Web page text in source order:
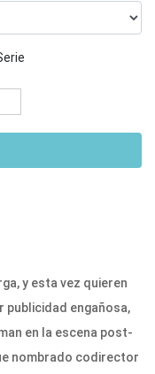
y esta vez quieren
publicidad engañosa,
en la escena post-
nombrado codirector